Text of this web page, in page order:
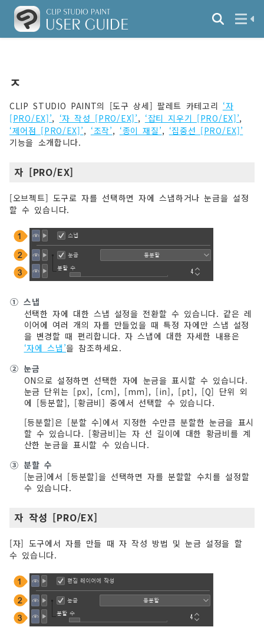
ㅈ
CLIP STUDIO PAINT의 [도구 상세] 팔레트 카테고리 ‘자
[PRO/EX]’, ‘자 작성 [PRO/EX]’, ‘잡티 지우기 [PRO/EX]’,
‘제어점 [PRO/EX]’, ‘조작’, ‘종이 재질’, ‘집중선 [PRO/EX]’
기능을 소개합니다.
자 [PRO/EX]
[오브젝트] 도구로 자를 선택하면 자에 스냅하거나 눈금을 설정
할 수 있습니다.
① 스냅
선택한 자에 대한 스냅 설정을 전환할 수 있습니다. 같은 레
이어에 여러 개의 자를 만들었을 때 특정 자에만 스냅 설정
을 변경할 때 편리합니다. 자 스냅에 대한 자세한 내용은
‘자에 스냅’을 참조하세요.
② 눈금
ON으로 설정하면 선택한 자에 눈금을 표시할 수 있습니다.
눈금 단위는 [px], [cm], [mm], [in], [pt], [Q] 단위 외
에 [등분할], [황금비] 중에서 선택할 수 있습니다.
[등분할]은 [분할 수]에서 지정한 수만큼 분할한 눈금을 표시
할 수 있습니다. [황금비]는 자 선 길이에 대한 황금비를 계
산한 눈금을 표시할 수 있습니다.
③ 분할 수
[눈금]에서 [등분할]을 선택하면 자를 분할할 수치를 설정할
수 있습니다.
자 작성 [PRO/EX]
[자] 도구에서 자를 만들 때 자 작성 방법 및 눈금 설정을 할
수 있습니다.